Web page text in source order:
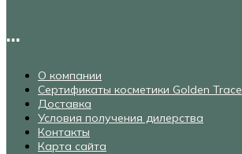
...
О компании
Сертификаты косметики Golden Trace
Доставка
Условия получения дилерства
Контакты
Карта сайта